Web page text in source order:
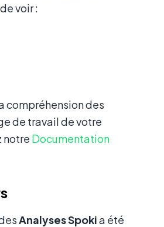
voir :
compréhension des
de travail de votre
notre Documentation
Analyses Spokia été